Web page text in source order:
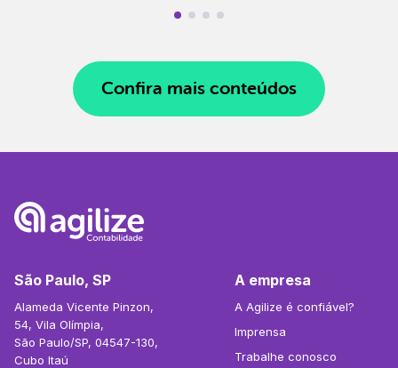
Confira mais conteúdos
São Paulo, SP
Alameda Vicente Pinzon,
54, Vila Olímpia,
São Paulo/SP, 04547-130,
Cubo Itaú
A empresa
A Agilize é confiável?
Imprensa
Trabalhe conosco